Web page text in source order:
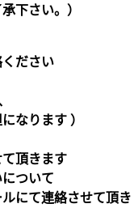
下さい。）
ださい
なります ）
頂きます
ついて
にて連絡させて頂き